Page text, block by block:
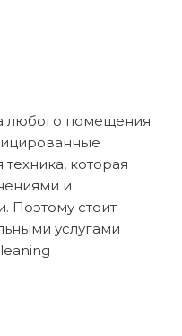
любого помещения
которая
и
Поэтому стоит
услугами